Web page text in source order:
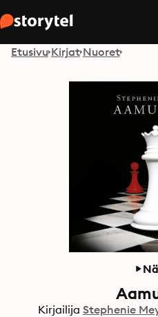
Etusivu Kirjat Nuoret
Kirjailija Stephenie